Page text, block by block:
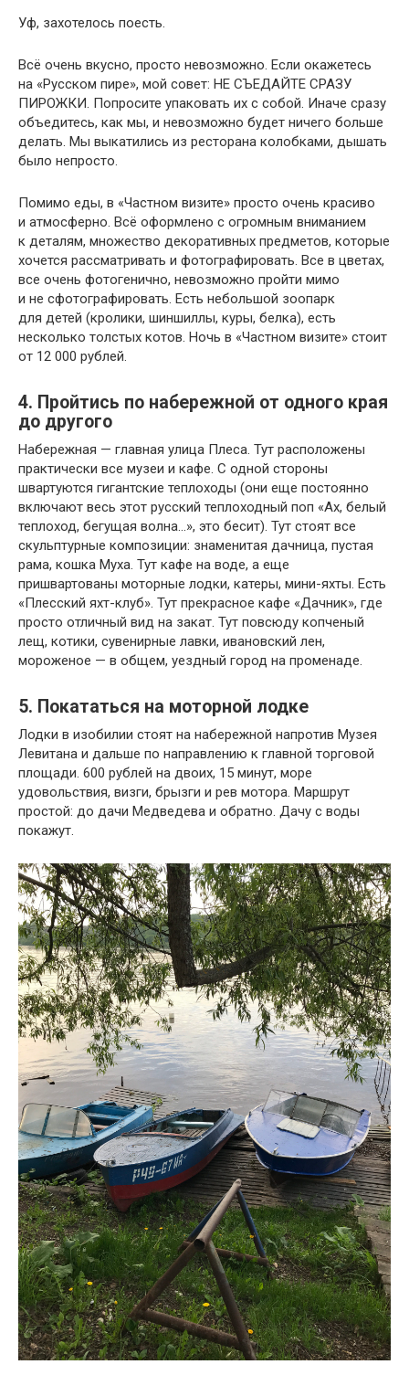
Уф, захотелось поесть.
Всё очень вкусно, просто невозможно. Если окажетесь
на «Русском пире», мой совет: НЕ СЪЕДАЙТЕ СРАЗУ
ПИРОЖКИ. Попросите упаковать их с собой. Иначе сразу
объедитесь, как мы, и невозможно будет ничего больше
делать. Мы выкатились из ресторана колобками, дышать
было непросто.
Помимо еды, в «Частном визите» просто очень красиво
и атмосферно. Всё оформлено с огромным вниманием
к деталям, множество декоративных предметов, которые
хочется рассматривать и фотографировать. Все в цветах,
все очень фотогенично, невозможно пройти мимо
и не сфотографировать. Есть небольшой зоопарк
для детей (кролики, шиншиллы, куры, белка), есть
несколько толстых котов. Ночь в «Частном визите» стоит
от 12 000 рублей.
4. Пройтись по набережной от одного края
до другого
Набережная — главная улица Плеса. Тут расположены
практически все музеи и кафе. С одной стороны
швартуются гигантские теплоходы (они еще постоянно
включают весь этот русский теплоходный поп «Ах, белый
теплоход, бегущая волна…», это бесит). Тут стоят все
скульптурные композиции: знаменитая дачница, пустая
рама, кошка Муха. Тут кафе на воде, а еще
пришвартованы моторные лодки, катеры, мини-яхты. Есть
«Плесский яхт-клуб». Тут прекрасное кафе «Дачник», где
просто отличный вид на закат. Тут повсюду копченый
лещ, котики, сувенирные лавки, ивановский лен,
мороженое — в общем, уездный город на променаде.
5. Покататься на моторной лодке
Лодки в изобилии стоят на набережной напротив Музея
Левитана и дальше по направлению к главной торговой
площади. 600 рублей на двоих, 15 минут, море
удовольствия, визги, брызги и рев мотора. Маршрут
простой: до дачи Медведева и обратно. Дачу с воды
покажут.